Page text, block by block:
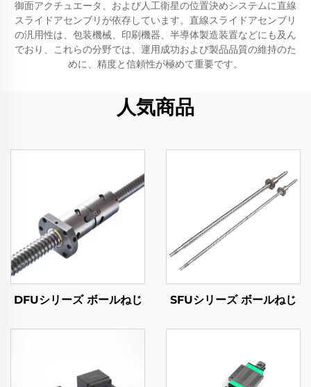
御面アクチュエータ、および人工衛星の位置決めシステムに直線
スライドアセンブリが依存しています。直線スライドアセンブリ
の汎用性は、包装機械、印刷機器、半導体製造装置などにも及ん
でおり、これらの分野では、運用成功および製品品質の維持のた
めに、精度と信頼性が極めて重要です。
人気商品
DFUシリーズ ボールねじ SFUシリーズ ボールねじ